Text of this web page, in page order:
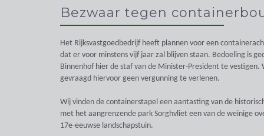
Bezwaar tegen
Het Rijksvastgoedbedrijf heeft plannen voor een
dat er voor minstens vijf jaar zal blijven staan. Bedoeling is
Binnenhof hier de staf van de Minister-President te vestigen.
gevraagd hiervoor geen vergunning te verlenen.
Wij vinden de containerstapel een aantasting van de
met het aangrenzende park Sorghvliet een van de weinige
17e-eeuwse landschapstuin.